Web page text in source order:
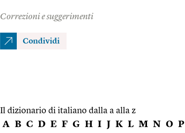
Correzioni e suggerimenti
Condividi
Il dizionario di italiano dalla a alla z
A B C D E F G H I J K L M N O P